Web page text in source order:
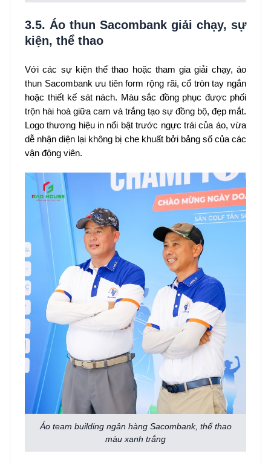
3.5. Áo thun Sacombank giải chạy, sự
kiện, thể thao
Với các sự kiện thể thao hoặc tham gia giải chạy, áo
thun Sacombank ưu tiên form rộng rãi, cổ tròn tay ngắn
hoặc thiết kế sát nách. Màu sắc đồng phục được phối
trộn hài hoà giữa cam và trắng tạo sự đồng bộ, đẹp mắt.
Logo thương hiệu in nổi bật trước ngực trái của áo, vừa
dễ nhận diện lại không bị che khuất bởi bảng số của các
vận động viên.
Áo team building ngân hàng Sacombank, thể thao
màu xanh trắng